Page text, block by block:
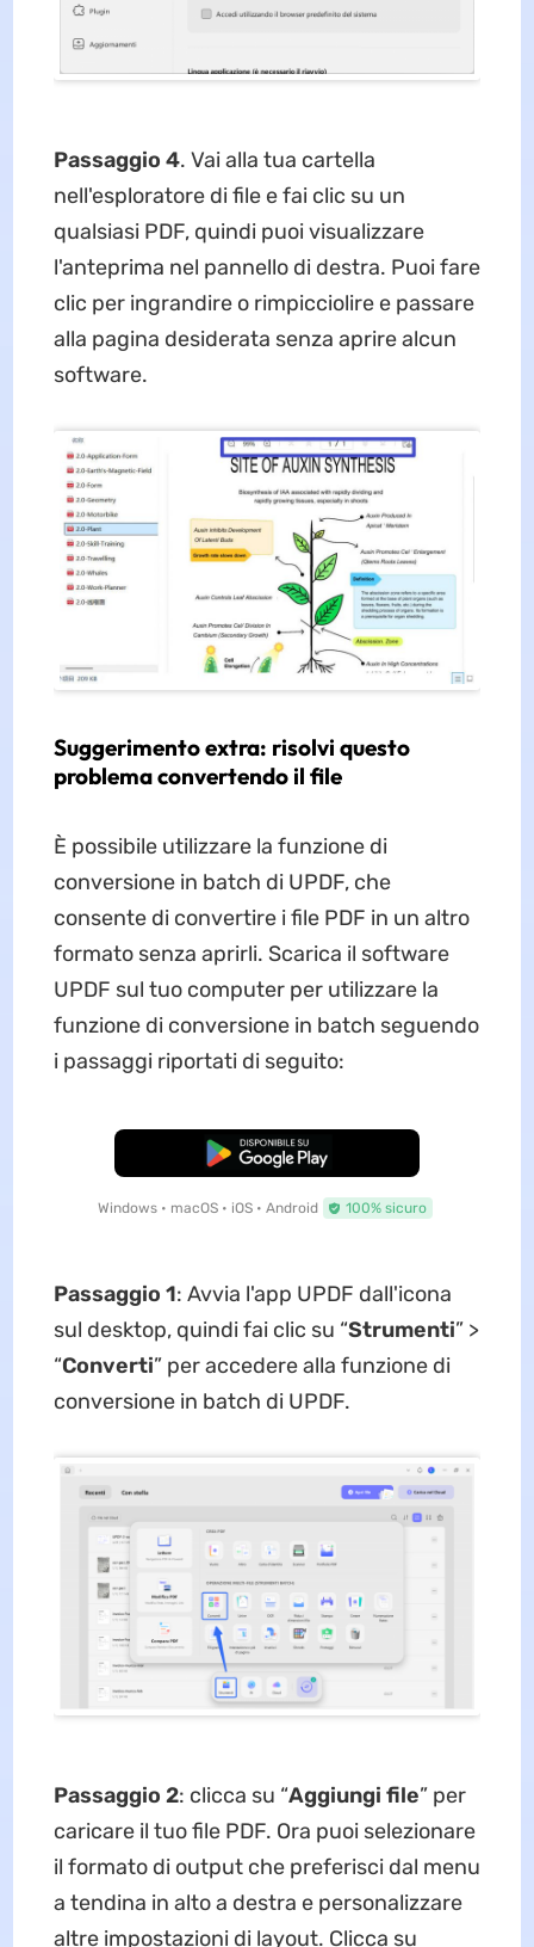
Passaggio 4. Vai alla tua cartella
nell'esploratore di file e fai clic su un
qualsiasi PDF, quindi puoi visualizzare
l'anteprima nel pannello di destra. Puoi fare
clic per ingrandire o rimpicciolire e passare
alla pagina desiderata senza aprire alcun
software.
Suggerimento extra: risolvi questo
problema convertendo il file
È possibile utilizzare la funzione di
conversione in batch di UPDF, che
consente di convertire i file PDF in un altro
formato senza aprirli. Scarica il software
UPDF sul tuo computer per utilizzare la
funzione di conversione in batch seguendo
i passaggi riportati di seguito:
Download Gratis
Windows • macOS • iOS • Android 100% sicuro
Passaggio 1: Avvia l'app UPDF dall'icona
sul desktop, quindi fai clic su “Strumenti” >
“Converti” per accedere alla funzione di
conversione in batch di UPDF.
Passaggio 2: clicca su “Aggiungi file” per
caricare il tuo file PDF. Ora puoi selezionare
il formato di output che preferisci dal menu
a tendina in alto a destra e personalizzare
altre impostazioni di layout. Clicca su